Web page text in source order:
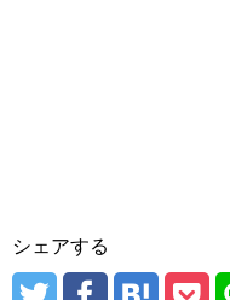
シェアする